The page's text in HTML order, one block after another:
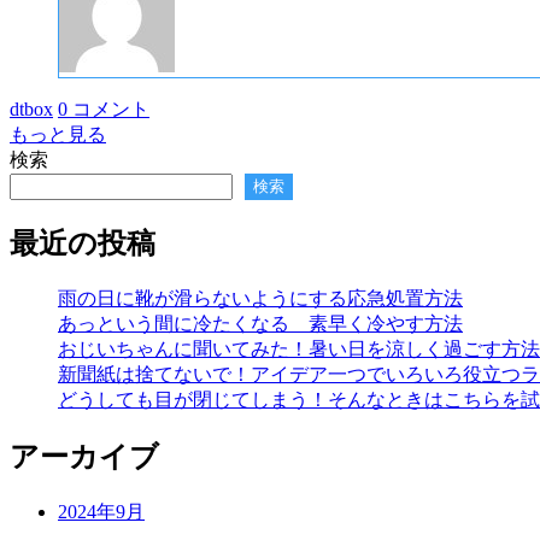
dtbox 0 コメント
もっと見る
検索
検索
最近の投稿
雨の日に靴が滑らないようにする応急処置方法
あっという間に冷たくなる 素早く冷やす方法
おじいちゃんに聞いてみた！暑い日を涼しく過ごす方法
新聞紙は捨てないで！アイデア一つでいろいろ役立つ
どうしても目が閉じてしまう！そんなときはこちらを
アーカイブ
2024年9月